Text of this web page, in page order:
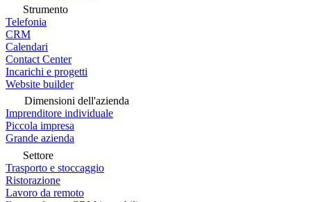
Strumento
Telefonia
CRM
Calendari
Contact Center
Incarichi e progetti
Website builder
Dimensioni dell'azienda
Imprenditore individuale
Piccola impresa
Grande azienda
Settore
Trasporto e stoccaggio
Ristorazione
Lavoro da remoto